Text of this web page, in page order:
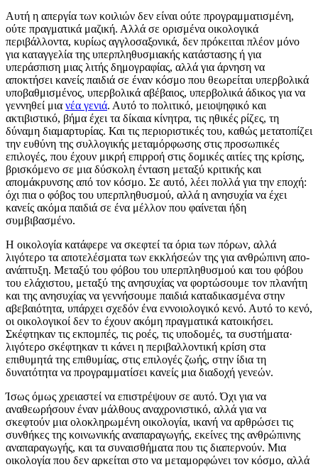
Αυτή η απεργία των κοιλιών δεν είναι ούτε προγραμματισμένη,
ούτε πραγματικά μαζική. Αλλά σε ορισμένα οικολογικά
περιβάλλοντα, κυρίως αγγλοσαξονικά, δεν πρόκειται πλέον μόνο
για καταγγελία της υπερπληθυσμιακής κατάστασης ή για
υπεράσπιση μιας λιτής δημογραφίας, αλλά για άρνηση να
αποκτήσει κανείς παιδιά σε έναν κόσμο που θεωρείται υπερβολικά
υποβαθμισμένος, υπερβολικά αβέβαιος, υπερβολικά άδικος για να
γεννηθεί μια νέα γενιά. Αυτό το πολιτικό, μειοψηφικό και
ακτιβιστικό, βήμα έχει τα δίκαια κίνητρα, τις ηθικές ρίζες, τη
δύναμη διαμαρτυρίας. Και τις περιοριστικές του, καθώς μετατοπίζει
την ευθύνη της συλλογικής μεταμόρφωσης στις προσωπικές
επιλογές, που έχουν μικρή επιρροή στις δομικές αιτίες της κρίσης,
βρισκόμενο σε μια δύσκολη ένταση μεταξύ κριτικής και
απομάκρυνσης από τον κόσμο. Σε αυτό, λέει πολλά για την εποχή:
όχι πια ο φόβος του υπερπληθυσμού, αλλά η ανησυχία να έχει
κανείς ακόμα παιδιά σε ένα μέλλον που φαίνεται ήδη
συμβιβασμένο.
Η οικολογία κατάφερε να σκεφτεί τα όρια των πόρων, αλλά
λιγότερο τα αποτελέσματα των εκκλήσεών της για ανθρώπινη απο-
ανάπτυξη. Μεταξύ του φόβου του υπερπληθυσμού και του φόβου
του ελάχιστου, μεταξύ της ανησυχίας να φορτώσουμε τον πλανήτη
και της ανησυχίας να γεννήσουμε παιδιά καταδικασμένα στην
αβεβαιότητα, υπάρχει σχεδόν ένα εννοιολογικό κενό. Αυτό το κενό,
οι οικολογικοί δεν το έχουν ακόμη πραγματικά κατοικήσει.
Σκέφτηκαν τις εκπομπές, τις ροές, τις υποδομές, τα συστήματα·
λιγότερο σκέφτηκαν τι κάνει η περιβαλλοντική κρίση στα
επιθυμητά της επιθυμίας, στις επιλογές ζωής, στην ίδια τη
δυνατότητα να προγραμματίσει κανείς μια διαδοχή γενεών.
Ίσως όμως χρειαστεί να επιστρέψουν σε αυτό. Όχι για να
αναθεωρήσουν έναν μάλθους αναχρονιστικό, αλλά για να
σκεφτούν μια ολοκληρωμένη οικολογία, ικανή να αρθρώσει τις
συνθήκες της κοινωνικής αναπαραγωγής, εκείνες της ανθρώπινης
αναπαραγωγής, και τα συναισθήματα που τις διαπερνούν. Μια
οικολογία που δεν αρκείται στο να μεταμορφώνει τον κόσμο, αλλά